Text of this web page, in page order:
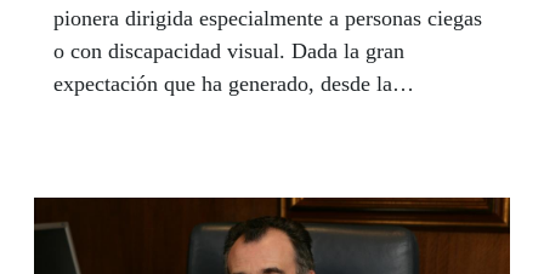
pionera dirigida especialmente a personas ciegas
o con discapacidad visual. Dada la gran
expectación que ha generado, desde la
oportunidad de conocerla.